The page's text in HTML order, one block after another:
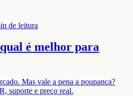
de leitura
é melhor para
Mas vale a pena a poupança?
suporte e preço real.